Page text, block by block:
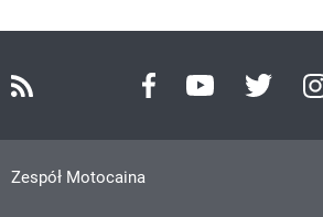
Zespół Motocaina